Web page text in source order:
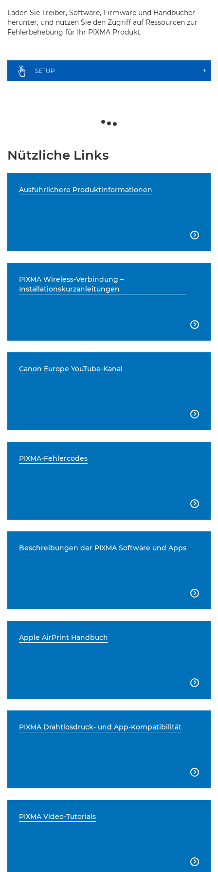
Laden Sie Treiber, Software, Firmware und Handbücher
herunter, und nutzen Sie den Zugriff auf Ressourcen zur
Fehlerbehebung für Ihr PIXMA Produkt.
SETUP +
Nützliche Links
Ausführlichere Produktinformationen

PIXMA Wireless-Verbindung –
Installationskurzanleitungen

Canon Europe YouTube-Kanal

PIXMA-Fehlercodes

Beschreibungen der PIXMA Software und Apps

Apple AirPrint Handbuch

PIXMA Drahtlosdruck- und App-Kompatibilität

PIXMA Video-Tutorials
